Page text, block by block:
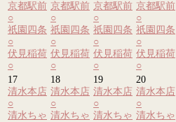
京都駅前
○
祇園四条
○
伏見稲荷
○
京都駅前
○
祇園四条
○
伏見稲荷
○
京都駅前
○
祇園四条
○
伏見稲荷
○
京都駅前
○
祇園四条
○
伏見稲荷
○
17
清水本店
○
清水ちゃ
18
清水本店
○
清水ちゃ
19
清水本店
○
清水ちゃ
20
清水本店
○
清水ちゃ